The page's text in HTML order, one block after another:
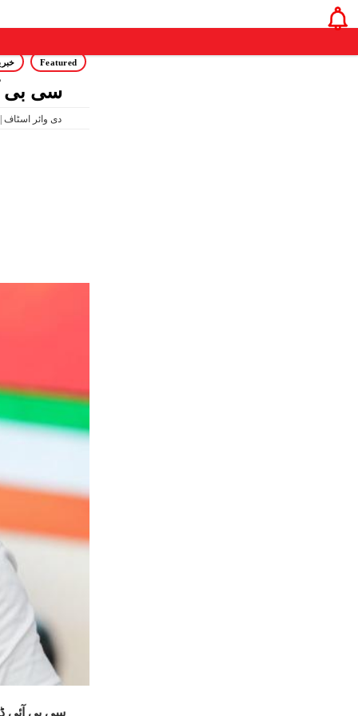
Featured
سی بی
11:11 AM May 14, 2026 | دی وائر اسٹاف
سی بی آئی